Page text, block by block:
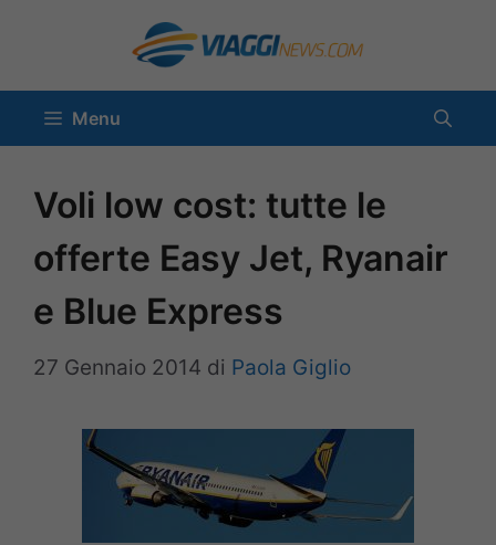
contenuto
Menu
Voli low cost: tutte le
offerte Easy Jet, Ryanair
e Blue Express
27 Gennaio 2014 di Paola Giglio